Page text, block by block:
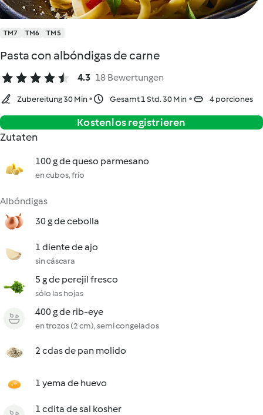
TM7 TM6 TM5
Pasta con albóndigas de carne
4.3 18 Bewertungen
Zubereitung 30 Min Gesamt 1 Std. 30 Min 4 porciones
Kostenlos registrieren
Zutaten
100 g de queso parmesano
en cubos, frío
Albóndigas
30 g de cebolla
1 diente de ajo
sin cáscara
5 g de perejil fresco
sólo las hojas
400 g de rib-eye
en trozos (2 cm), semi congelados
2 cdas de pan molido
1 yema de huevo
1 cdita de sal kosher